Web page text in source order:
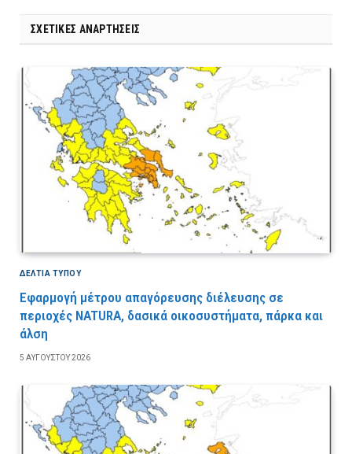
ΣΧΕΤΙΚΈΣ ΑΝΑΡΤΉΣΕΙΣ
ΔΕΛΤΙΑ ΤΥΠΟΥ
Εφαρμογή μέτρου απαγόρευσης διέλευσης σε
περιοχές NATURA, δασικά οικοσυστήματα, πάρκα και
άλση
5 ΑΥΓΟΎΣΤΟΥ 2026